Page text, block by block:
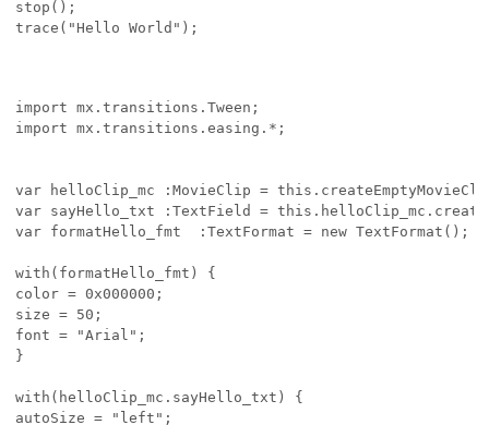
stop();
trace("Hello World");
import mx.transitions.Tween;
import mx.transitions.easing.*;
var helloClip_mc :MovieClip =
var sayHello_txt :TextField =
var formatHello_fmt  :TextFormat = new TextFormat();
with(formatHello_fmt) {
color = 0x000000;
size = 50;
font = "Arial";
}
with(helloClip_mc.sayHello_txt) {
autoSize = "left";